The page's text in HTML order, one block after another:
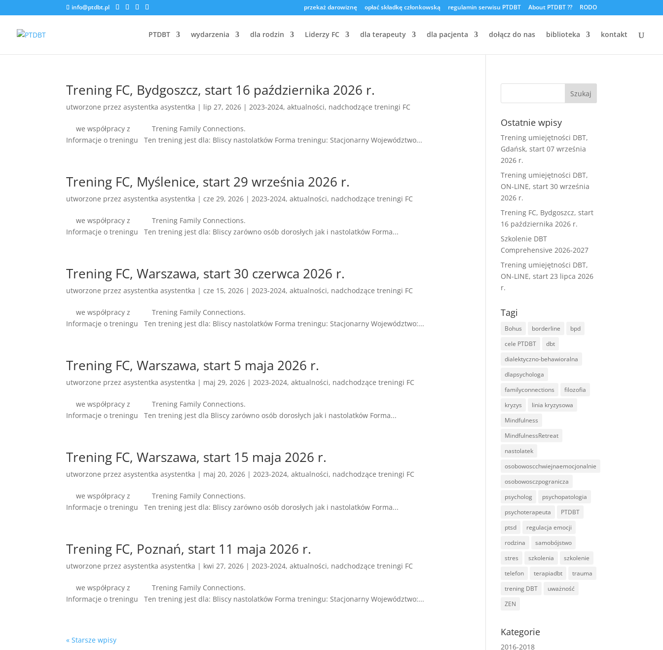
info@ptdbt.pl przekaż darowiznę opłać składkę członkowską regulamin serwisu PTDBT About PTDBT ?? RODO
PTDBT wydarzenia dla rodzin Liderzy FC dla terapeuty dla pacjenta dołącz do nas biblioteka kontakt
Trening FC, Bydgoszcz, start 16 października 2026 r.
utworzone przezasystentka asystentka | lip 27, 2026 |2023-2024,aktualności, nadchodzące treningi FC
we współpracy z Trening Family Connections.
Informacje o treningu Ten trening jest dla: Bliscy nastolatków Forma treningu: Stacjonarny Województwo...
Trening FC, Myślenice, start 29 września 2026 r.
utworzone przezasystentka asystentka |cze 29, 2026 |2023-2024,aktualności, nadchodzące treningi FC
we współpracy z Trening Family Connections.
Informacje o treningu Ten trening jest dla: Bliscy zarówno osób dorosłych jak i nastolatków Forma...
Trening FC, Warszawa, start 30 czerwca 2026 r.
utworzone przezasystentka asystentka |cze 15, 2026 |2023-2024,aktualności, nadchodzące treningi FC
we współpracy z Trening Family Connections.
Informacje o treningu Ten trening jest dla: Bliscy nastolatków Forma treningu: Stacjonarny Województwo:...
Trening FC, Warszawa, start 5 maja 2026 r.
utworzone przezasystentka asystentka | maj 29, 2026 |2023-2024,aktualności, nadchodzące treningi FC
we współpracy z Trening Family Connections.
Informacje o treningu Ten trening jest dla Bliscy zarówno osób dorosłych jak i nastolatków Forma...
Trening FC, Warszawa, start 15 maja 2026 r.
utworzone przezasystentka asystentka | maj 20, 2026 |2023-2024,aktualności, nadchodzące treningi FC
we współpracy z Trening Family Connections.
Informacje o treningu Ten trening jest dla: Bliscy zarówno osób dorosłych jak i nastolatków Forma...
Trening FC, Poznań, start 11 maja 2026 r.
utworzone przezasystentka asystentka | kwi 27, 2026 |2023-2024,aktualności, nadchodzące treningi FC
we współpracy z Trening Family Connections.
Informacje o treningu Ten trening jest dla: Bliscy nastolatków Forma treningu: Stacjonarny Województwo:...
« Starsze wpisy
Ostatnie wpisy
Trening umiejętności DBT,
Gdańsk, start 07 września
2026 r.
Trening umiejętności DBT,
ON-LINE, start 30 września
2026 r.
Trening FC, Bydgoszcz, start
16 października 2026 r.
Szkolenie DBT
Comprehensive 2026-2027
Trening umiejętności DBT,
ON-LINE, start 23 lipca 2026
r.
Tagi
Bohus borderline
bpd
cele PTDBT
dbt
dialektyczno-behawioralna
dlapsychologa
familyconnections
filozofia
kryzys
linia kryzysowa
Mindfulness
MindfulnessRetreat
nastolatek
osobowoscchwiejnaemocjonalnie
osobowosczpogranicza
psycholog
psychopatologia
psychoterapeuta
PTDBT
ptsd
regulacja emocji
rodzina
samobójstwo
stres
szkolenia
szkolenie
telefon
terapiadbt
trauma
trening DBT
uważność
ZEN
Kategorie
2016-2018